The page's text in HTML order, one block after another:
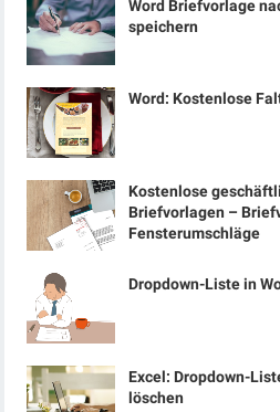
Word Briefvorlage
speichern
Word: Kostenlose
Kostenlose
Briefvorlagen –
Fensterumschläge
Dropdown-Liste in
Excel: Dropdown-
löschen